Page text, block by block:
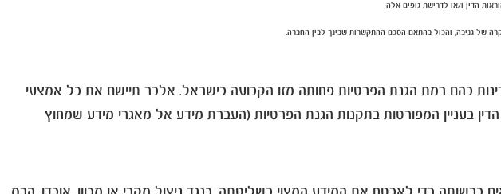
הדין ו/או לדרישת גופים אלה;
של גניבה, והכול בהתאם הסכם ההתקשרות שבינך לבין החברה.
מחוץ לארץ, לרבות מדינות בהם רמת הגנת הפרטיות פחותה מזו הקבועה בישראל. אלבר תיישם את כל אמצעי
בעניין המפורטות בתקנות הגנת הפרטיות (העברת מידע אל מאגרי מידע שמחוץ